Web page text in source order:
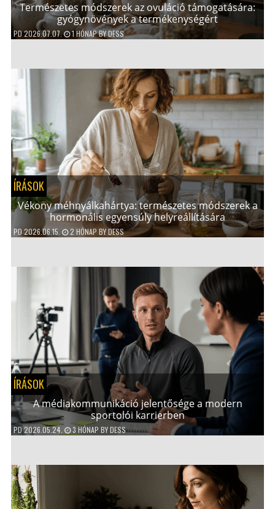
Természetes módszerek az ovuláció támogatására:
gyógynövények a termékenységért
PD2026.07.07. 1 HÓNAPBYDESS
ÍRÁSOK
Vékony méhnyálkahártya: természetes módszerek a
hormonális egyensúly helyreállítására
PD 2026.06.15. 2 HÓNAP BYDESS
ÍRÁSOK
A médiakommunikáció jelentősége a modern
sportolói karrierben
PD2026.05.24. 3 HÓNAP BYDESS